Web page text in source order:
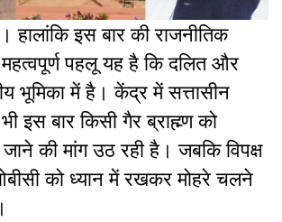
हालांकि इस बार की राजनीतिक
पहलू यह है कि दलित और
भूमिका में है। केंद्र में सत्तासीन
इस बार किसी गैर ब्राह्म्ण को
जाने की मांग उठ रही है। जबकि विपक्ष
को ध्यान में रखकर मोहरे चलने